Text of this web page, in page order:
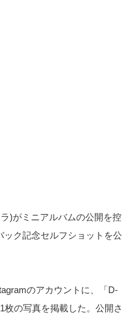
)がミニアルバムの公開を控
ック記念セルフショットを公
のアカウントに、「D-
枚の写真を掲載した。公開さ